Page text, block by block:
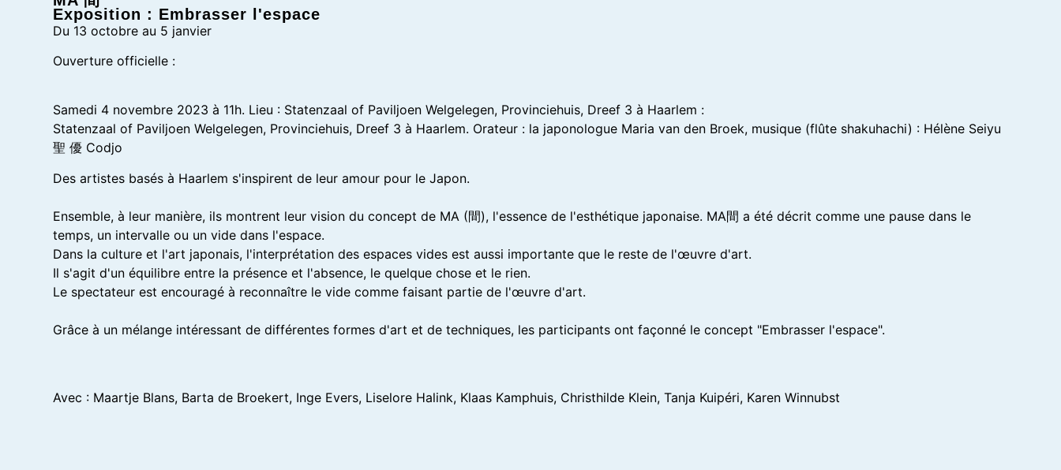
Exposition : Embrasser l'espace
Du 13 octobre au 5 janvier
Ouverture officielle :
Samedi 4 novembre 2023 à 11h. Lieu : Statenzaal of Paviljoen Welgelegen, Provinciehuis, Dreef 3 à Haarlem :
Statenzaal of Paviljoen Welgelegen, Provinciehuis, Dreef 3 à Haarlem. Orateur : la japonologue Maria van den Broek, musique (flûte shakuhachi) : Hélène Seiyu
聖 優 Codjo
Des artistes basés à Haarlem s'inspirent de leur amour pour le Japon.
Ensemble, à leur manière, ils montrent leur vision du concept de MA (間), l'essence de l'esthétique japonaise. MA間 a été décrit comme une pause dans le
temps, un intervalle ou un vide dans l'espace.
Dans la culture et l'art japonais, l'interprétation des espaces vides est aussi importante que le reste de l'œuvre d'art.
Il s'agit d'un équilibre entre la présence et l'absence, le quelque chose et le rien.
Le spectateur est encouragé à reconnaître le vide comme faisant partie de l'œuvre d'art.
Grâce à un mélange intéressant de différentes formes d'art et de techniques, les participants ont façonné le concept "Embrasser l'espace".
Avec : Maartje Blans, Barta de Broekert, Inge Evers, Liselore Halink, Klaas Kamphuis, Christhilde Klein, Tanja Kuipéri, Karen Winnubst